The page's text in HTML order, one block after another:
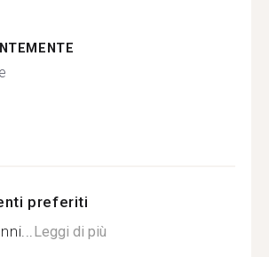
preferiti
Leggi di più